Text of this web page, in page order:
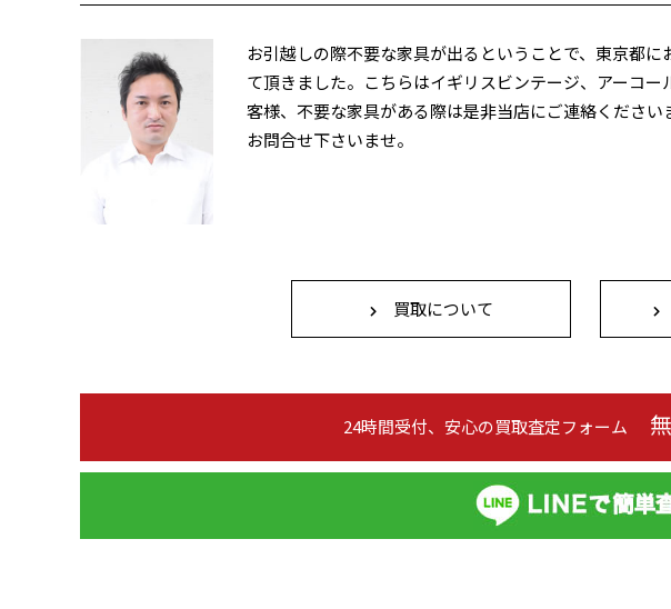
お引越しの際不要な家具が出るということで、東京都
て頂きました。こちらはイギリスビンテージ、アーコ
客様、不要な家具がある際は是非当店にご連絡ください
お問合せ下さいませ。
買取について
24時間受付、安心の買取査定フォーム